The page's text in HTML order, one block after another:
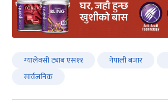
ग्यालेक्सी ट्याब एस११ नेपाली बजार
सार्वजनिक